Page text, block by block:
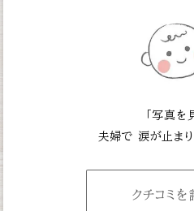
「写真を
夫婦で 涙が止まり
クチコミを